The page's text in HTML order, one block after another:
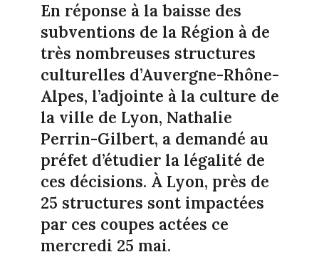
En réponse à la baisse des
subventions de la Région à de
très nombreuses structures
culturelles d’Auvergne-Rhône-
Alpes, l’adjointe à la culture de
la ville de Lyon, Nathalie
Perrin-Gilbert, a demandé au
préfet d’étudier la légalité de
ces décisions. À Lyon, près de
25 structures sont impactées
par ces coupes actées ce
mercredi 25 mai.